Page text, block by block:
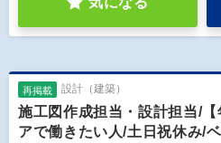
再掲載 設計（建築）
施工図作成担当・設計担当/
アで働きたい人/土日祝休み/